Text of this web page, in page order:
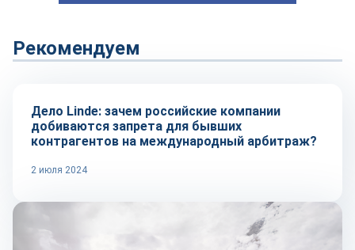
Рекомендуем
Тренды
Дело Linde: зачем российские компании
добиваются запрета для бывших
контрагентов на международный арбитраж?
2 июля 2024